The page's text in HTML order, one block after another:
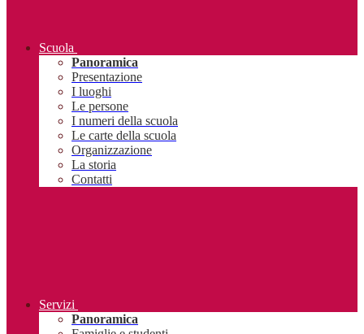
Scuola
Panoramica
Presentazione
I luoghi
Le persone
I numeri della scuola
Le carte della scuola
Organizzazione
La storia
Contatti
Servizi
Panoramica